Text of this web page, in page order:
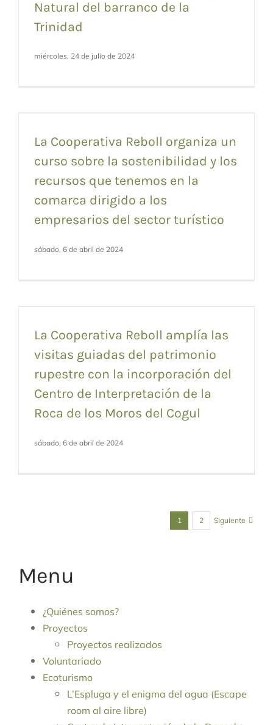
Natural del barranco de la
Trinidad
miércoles, 24 de julio de 2024
La Cooperativa Reboll organiza un
curso sobre la sostenibilidad y los
recursos que tenemos en la
comarca dirigido a los
empresarios del sector turístico
sábado, 6 de abril de 2024
La Cooperativa Reboll amplía las
visitas guiadas del patrimonio
rupestre con la incorporación del
Centro de Interpretación de la
Roca de los Moros del Cogul
sábado, 6 de abril de 2024
1 2 Siguiente
Menu
¿Quiénes somos?
Proyectos
Proyectos realizados
Voluntariado
Ecoturismo
L’Espluga y el enigma del agua (Escape
room al aire libre)